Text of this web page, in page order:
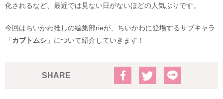
化されるなど、最近では見ない日がないほどの人気ぶりです。
今回はちいかわ推しの編集部rieが、ちいかわに登場するサブキャラ
「 カブトムシ 」について紹介していきます！
SHARE